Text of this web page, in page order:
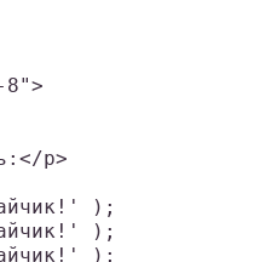
8">
p>
);
);
);